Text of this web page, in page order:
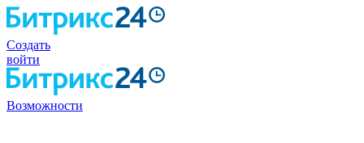
Создать
войти
Возможности